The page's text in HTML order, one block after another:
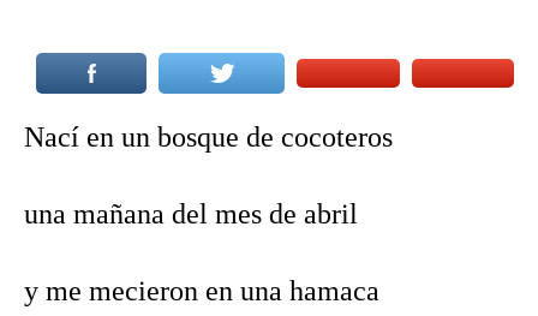
Nací en un bosque de cocoteros
una mañana del mes de abril
y me mecieron en una hamaca